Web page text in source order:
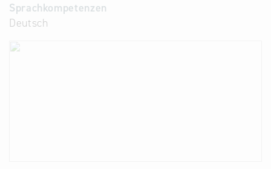
Sprachkompetenzen
Deutsch